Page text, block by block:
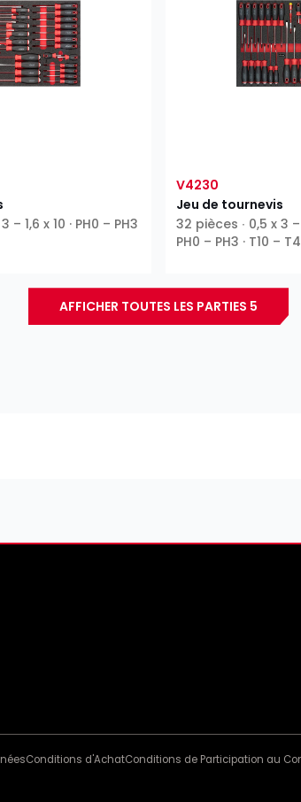
1,6 x 10 · PH0 – PH3
V4230
Jeu de tournevis
32 pièces ∙ 0,5 x 3 –
PH0 – PH3 · T10 –
AFFICHER TOUTES LES PARTIES 5
Conditions d'AchatConditions de Participation au